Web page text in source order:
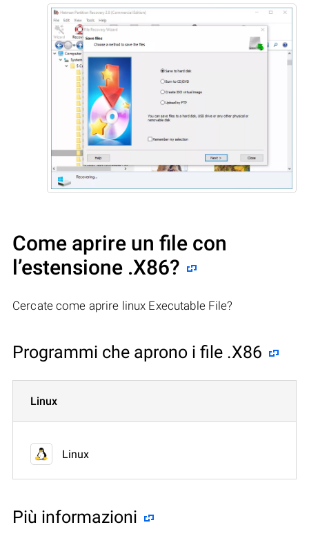
Come aprire un file con
l’estensione .X86?
Cercate come aprire linux Executable File?
Programmi che aprono i file .X86
Linux
Linux
Più informazioni